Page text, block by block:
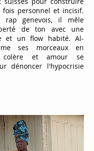
personnel et incisif.
rap genevois, il mêle
de ton avec une
et un flow habité. Al-
ses morceaux en
colère et amour se
dénoncer l'hypocrisie